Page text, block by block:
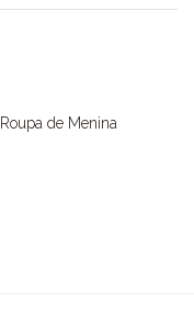
Roupa de Menina